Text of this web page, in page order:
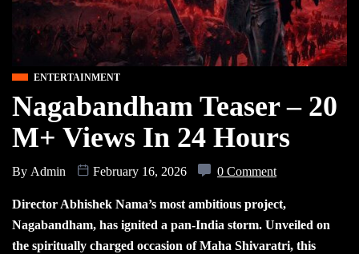
ENTERTAINMENT
Nagabandham Teaser – 20
M+ Views In 24 Hours
By Admin February 16, 2026 0 Comment
Director Abhishek Nama’s most ambitious project,
Nagabandham, has ignited a pan-India storm. Unveiled on
the spiritually charged occasion of Maha Shivaratri, this